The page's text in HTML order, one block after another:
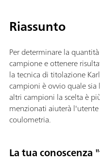
Riassunto
Per determinare la
campione e ottenere
la tecnica di titolazione
campioni è ovvio quale
altri campioni la scelta è
menzionati aiuterà
coulometria.
La tua conoscenza